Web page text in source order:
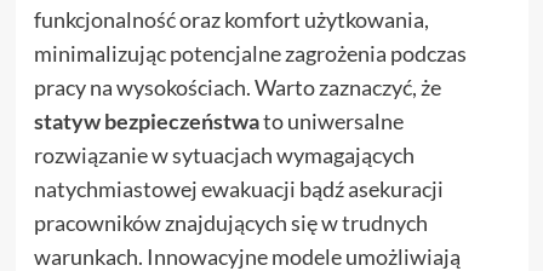
funkcjonalność oraz komfort użytkowania,
minimalizując potencjalne zagrożenia podczas
pracy na wysokościach. Warto zaznaczyć, że
statyw bezpieczeństwato uniwersalne
rozwiązanie w sytuacjach wymagających
natychmiastowej ewakuacji bądź asekuracji
pracowników znajdujących się w trudnych
warunkach. Innowacyjne modele umożliwiają